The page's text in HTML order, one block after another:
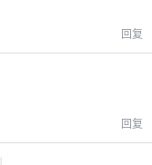
回复
回复